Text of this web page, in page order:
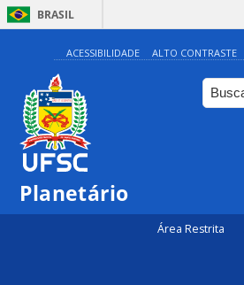
BRASIL
ACESSIBILIDADE ALTO CONTRASTE
Planetário
Área Restrita